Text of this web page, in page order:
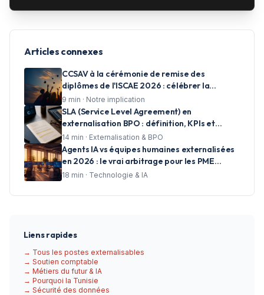
Articles connexes
CCSAV à la cérémonie de remise des
diplômes de l'ISCAE 2026 : célébrer la
réussite et accompagner les talents de
demain
9 min · Notre implication
SLA (Service Level Agreement) en
externalisation BPO : définition, KPIs et
clauses essentielles pour les centres d'appels
14 min · Externalisation & BPO
Agents IA vs équipes humaines externalisées
en 2026 : le vrai arbitrage pour les PME
francophones
18 min · Technologie & IA
Liens rapides
→ Tous les postes externalisables
→ Soutien comptable
→ Métiers du futur & IA
→ Pourquoi la Tunisie
→ Sécurité des données